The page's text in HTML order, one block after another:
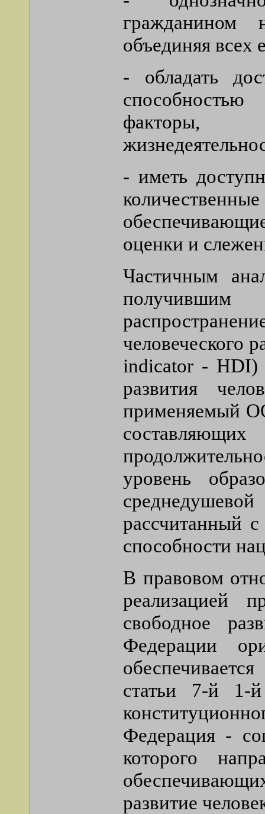
гражданином
объединяя
- обладать
факторы,
- иметь
оценки и
Частичным
человеческого
indicator - HDI)
развития
применяемый
уровень
рассчитанный
способности
В правовом
реализацией
свободное
Федерации
статьи 7-й 1-
Федерация -
которого
развитие